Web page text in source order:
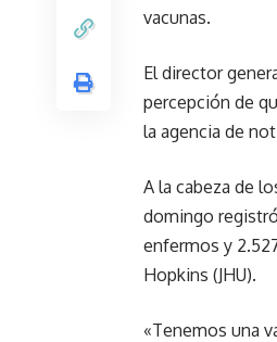
vacunas.
El director
percepción de
la agencia de
A la cabeza de
domingo
enfermos y
Hopkins (JHU).
«Tenemos una